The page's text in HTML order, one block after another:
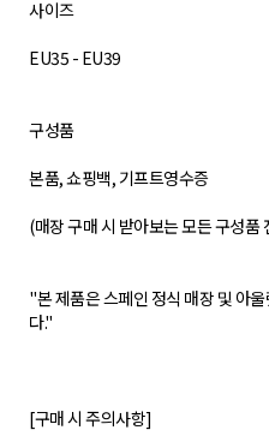
사이즈
EU35 - EU39
구성품
본품, 쇼핑백, 기프트영수증
(매장 구매 시 받아보는 모든 구성품
"본 제품은 스페인 정식 매장 및 아
다."
[구매 시 주의사항]